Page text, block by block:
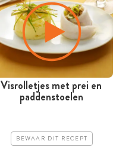
Visrolletjes met prei en
paddenstoelen
BEWAAR DIT RECEPT